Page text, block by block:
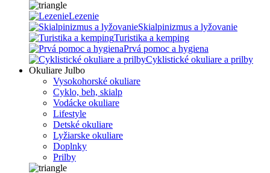
Lezenie
Skialpinizmus a lyžovanie
Turistika a kemping
Prvá pomoc a hygiena
Cyklistické okuliare a prilby
Okuliare Julbo
Vysokohorské okuliare
Cyklo, beh, skialp
Vodácke okuliare
Lifestyle
Detské okuliare
Lyžiarske okuliare
Doplnky
Prilby